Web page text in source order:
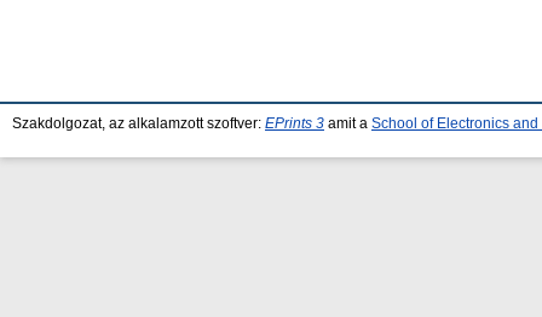
Szakdolgozat, az alkalamzott szoftver: EPrints 3 amit a School of Electronics